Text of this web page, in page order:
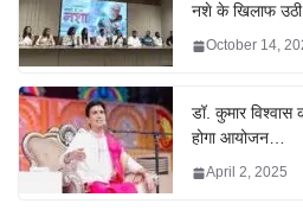
नशे के खिलाफ
October 14,
डॉ. कुमार
होगा आयोजन…
April 2, 2025